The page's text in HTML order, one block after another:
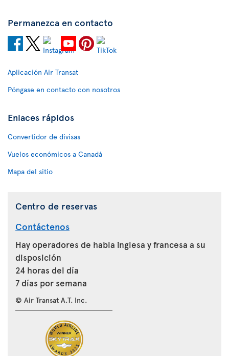
Permanezca en contacto
Aplicación Air Transat
Póngase en contacto con nosotros
Enlaces rápidos
Convertidor de divisas
Vuelos económicos a Canadá
Mapa del sitio
Centro de reservas
Contáctenos
Hay operadores de habla inglesa y francesa a su
disposición
24 horas del día
7 días por semana
© Air Transat A.T. Inc.